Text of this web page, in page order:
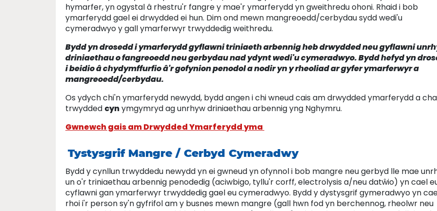
hymarfer, yn ogystal â rhestru'r fangre y mae'r ymarferydd yn gweithredu ohoni. Rhaid i bob
ymarferydd gael ei drwydded ei hun. Dim ond mewn mangreoedd/cerbydau sydd wedi'u
cymeradwyo y gall ymarferwyr trwyddedig weithredu.
Bydd yn drosedd i ymarferydd gyflawni triniaeth arbennig heb drwydded neu gyflawni
driniaethau o fangreoedd neu gerbydau nad ydynt wedi'u cymeradwyo. Bydd hefyd yn
i beidio â chydymffurfio â'r gofynion penodol a nodir yn y rheoliad ar gyfer ymarferwyr a
mangreoedd/cerbydau.
Os ydych chi'n ymarferydd newydd, bydd angen i chi wneud cais am drwydded ymarferydd a
trwydded cynymgymryd ag unrhyw driniaethau arbennig yng Nghymru.
Gwnewch gais am Drwydded Ymarferydd yma
Tystysgrif Mangre / Cerbyd Cymeradwy
Bydd y cynllun trwyddedu newydd yn ei gwneud yn ofynnol i bob mangre neu gerbyd lle mae
un o'r triniaethau arbennig penodedig (aciwbigo, tyllu'r corff, electrolysis a/neu datŵio) yn cael
cyflawni gan ymarferwyr trwyddedig gael eu cymeradwyo. Bydd y dystysgrif gymeradwyo yn
rhoi i'r person sy'n gyfrifol am y busnes mewn mangre (gall hwn fod yn berchennog, rheolwr neu